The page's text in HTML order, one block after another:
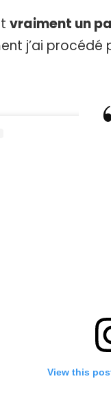
vraiment un
j’ai procédé
View this